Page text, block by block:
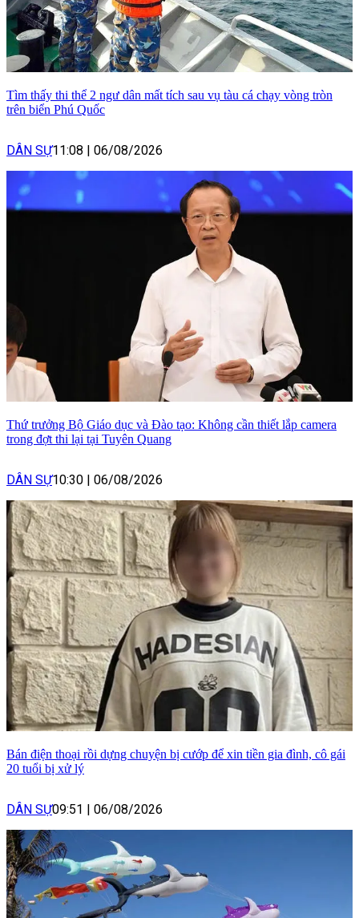
Tìm thấy thi thể 2 ngư dân mất tích sau vụ tàu cá chạy vòng tròn
trên biển Phú Quốc
DÂN SỰ11:08 06/08/2026
Thứ trưởng Bộ Giáo dục và Đào tạo: Không cần thiết lắp camera
trong đợt thi lại tại Tuyên Quang
DÂN SỰ10:30 06/08/2026
Bán điện thoại rồi dựng chuyện bị cướp để xin tiền gia đình, cô gái
20 tuổi bị xử lý
DÂN SỰ09:51 06/08/2026